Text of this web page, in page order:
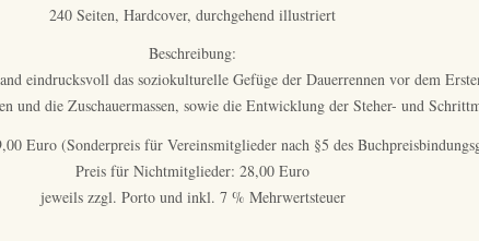
240 Seiten, Hardcover, durchgehend illustriert
Beschreibung:
eindrucksvoll das soziokulturelle Gefüge der Dauerrennen vor dem
und die Zuschauermassen, sowie die Entwicklung der Steher- und
Euro (Sonderpreis für Vereinsmitglieder nach §5 des
Preis für Nichtmitglieder: 28,00 Euro
jeweils zzgl. Porto und inkl. 7 % Mehrwertsteuer